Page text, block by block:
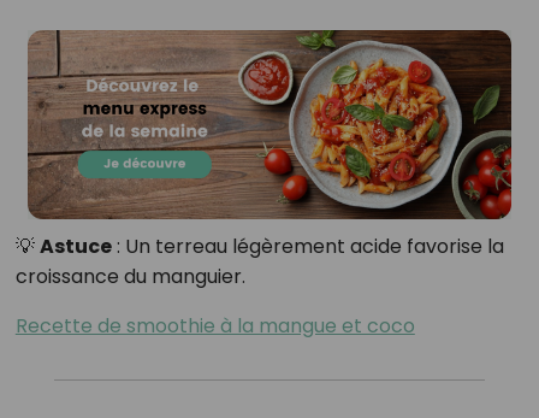
💡Astuce: Un terreau légèrement acide favorise la
croissance du manguier.
Recette de smoothie à la mangue et coco